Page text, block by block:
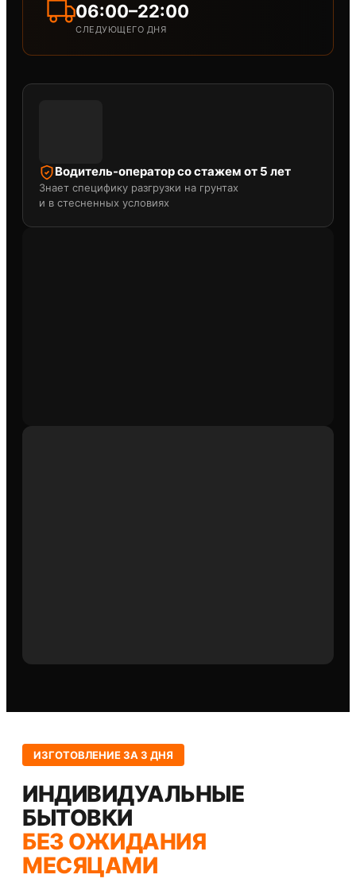
06:00–22:00
СЛЕДУЮЩЕГО ДНЯ
Водитель-оператор со стажем от 5 лет
Знает специфику разгрузки на грунтах
и в стесненных условиях
ИЗГОТОВЛЕНИЕ ЗА 3 ДНЯ
ИНДИВИДУАЛЬНЫЕ
БЫТОВКИ
БЕЗ ОЖИДАНИЯ
МЕСЯЦАМИ